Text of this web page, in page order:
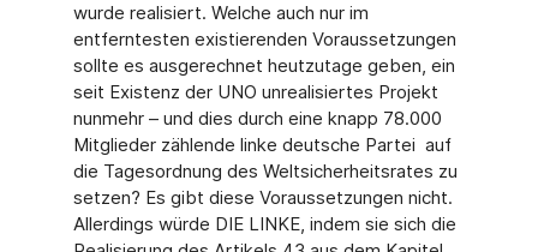
wurde realisiert. Welche auch nur im
entferntesten existierenden Voraussetzungen
sollte es ausgerechnet heutzutage geben, ein
seit Existenz der UNO unrealisiertes Projekt
nunmehr – und dies durch eine knapp 78.000
Mitglieder zählende linke deutsche Partei ­ auf
die Tagesordnung des Weltsicherheitsrates zu
setzen? Es gibt diese Voraussetzungen nicht.
Allerdings würde DIE LINKE, indem sie sich die